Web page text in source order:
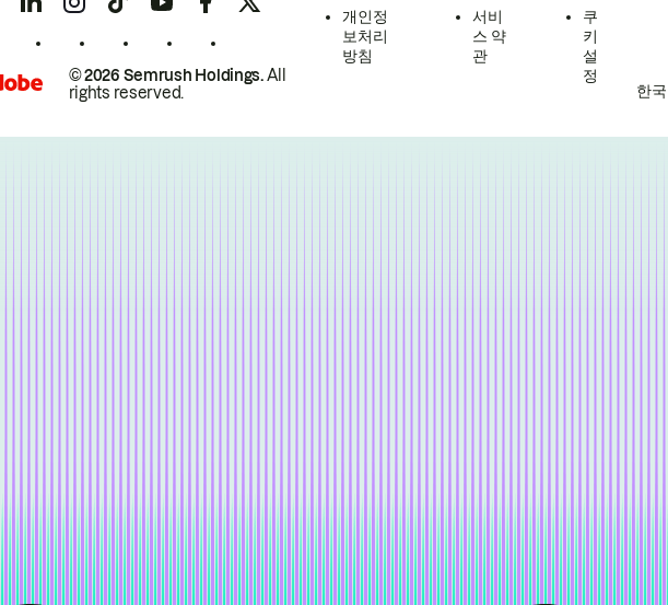
© 2026 Semrush Holdings.All
rights reserved.
개인정
보처리
방침
서비
스 약
관
쿠
키
설
정
한